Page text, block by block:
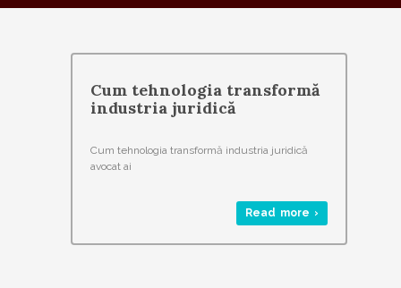
Cum tehnologia transformă
industria juridică
Cum tehnologia transformă industria juridică
avocat ai
Read more ›